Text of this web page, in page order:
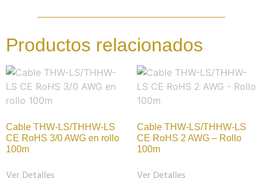
Productos relacionados
Cable THW-LS/THHW-LS
CE RoHS 3/0 AWG en rollo
100m
Cable THW-LS/THHW-LS
CE RoHS 2 AWG – Rollo
100m